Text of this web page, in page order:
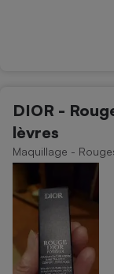
DIOR -
lèvres
Maquillage -